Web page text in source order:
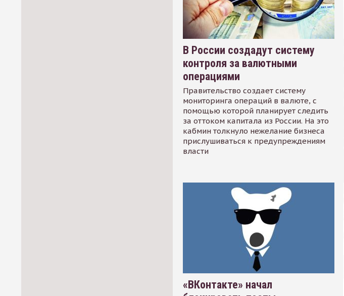
В России создадут систему
контроля за валютными
операциями
Правительство создает систему
мониторинга операций в валюте, с
помощью которой планирует следить
за оттоком капитала из России. На это
кабмин толкнуло нежелание бизнеса
прислушиваться к предупреждениям
власти
«ВКонтакте» начал